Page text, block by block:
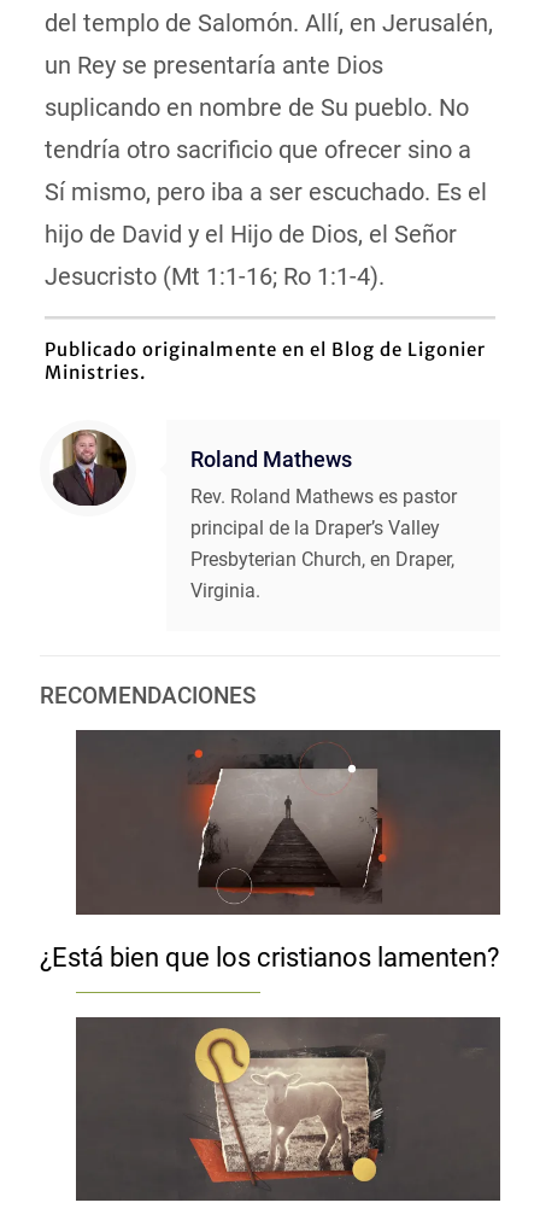
del templo de Salomón. Allí, en Jerusalén,
un Rey se presentaría ante Dios
suplicando en nombre de Su pueblo. No
tendría otro sacrificio que ofrecer sino a
Sí mismo, pero iba a ser escuchado. Es el
hijo de David y el Hijo de Dios, el Señor
Jesucristo (Mt 1:1-16; Ro 1:1-4).
Publicado originalmente en el Blog de Ligonier
Ministries.
Roland Mathews
Rev. Roland Mathews es pastor
principal de la Draper’s Valley
Presbyterian Church, en Draper,
Virginia.
RECOMENDACIONES
¿Está bien que los cristianos lamenten?